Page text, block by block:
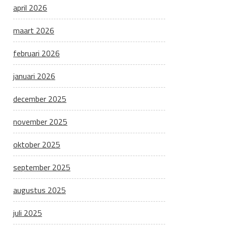
april 2026
maart 2026
februari 2026
januari 2026
december 2025
november 2025
oktober 2025
september 2025
augustus 2025
juli 2025